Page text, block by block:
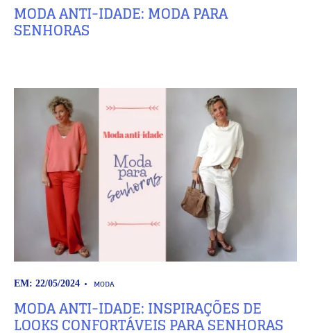
MODA ANTI-IDADE: MODA PARA
SENHORAS
EM: 22/05/2024 MODA
MODA ANTI-IDADE: INSPIRAÇÕES DE
LOOKS CONFORTÁVEIS PARA SENHORAS